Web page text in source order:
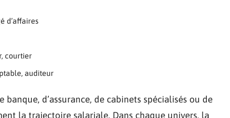
d’affaires
courtier
auditeur
banque, d’assurance, de cabinets spécialisés ou de
la trajectoire salariale. Dans chaque univers, la